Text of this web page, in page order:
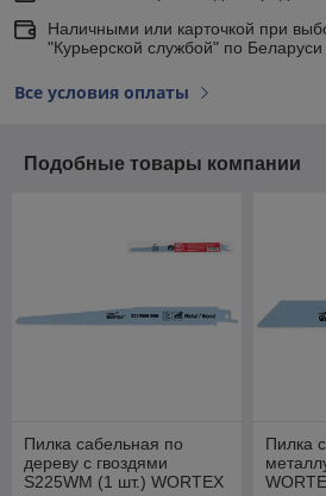
Наличными или карточкой при
"Курьерской службой" по Беларуси
Все условия оплаты
Подобные товары компании
Пилка сабельная по
дереву с гвоздями
S225WM (1 шт.) WORTEX
Пилка